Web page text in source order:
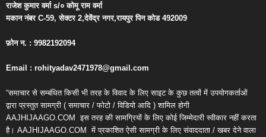
राजेश कुमार वर्माs/० कोमू राम वर्मा
मकान नंबरC-59,सेक्टर2,देवेंद्र नगर,रायपुर पिन कोड492009
फ़ोन न. : 9982192094
Email : rohityadav2471978@gmail.com
“समाचार से सम्बंधित किसी भी तरह के विवाद के लिए साइट के कुछ तत्वों में उपयोगकर्ताओं
द्वारा प्रस्तुत सामग्री ( समाचार / फोटो / विडियो आदि ) शामिल होगी
AAJHIJAAGO.COM इस तरह की सामग्रियों के लिए कोई जिम्मेदारी स्वीकार नहीं करता
है। AAJHIJAAGO.COM में प्रकाशित ऐसी सामग्री के लिए संवाददाता / खबर देने वाला